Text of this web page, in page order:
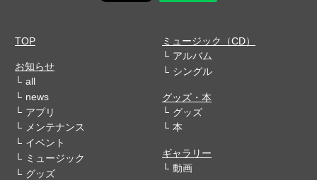
TOP
お知らせ
all
news
アプリ
メンテナンス
イベント
ミュージック
グッズ
ミュージック（CD）
アルバム
シングル
グッズ・本
グッズ
本
ギャラリー
動画